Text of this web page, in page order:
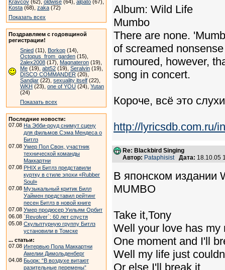
Kravcov (62), oldwise (64), alpato (67),
Kosta (68), zaka (72)
Показать всех
Поздравляем с годовщиной
регистрации!
Snied (11), Borkop (14),
Octopus_from_garden (15),
2alex2008 (17), Magnateron (19),
Me (19), abt52 (19), Seralvin (19),
DISCO COMMANDER (20),
Sandjar (22), sexuality itself (22),
WKH (23), one of YOU (24), Yutan
(24)
Показать всех
Последние новости:
07.08 На Эбби-роуд снимут сцену
для фильмов Сэма Мендеса о
Битлз
07.08 Умер Пол Свон, участник
технической команды
Маккартни
07.08 PHIX и Битлз представили
куртку в стиле эпохи «Rubber
Soul»
07.08 Музыкальный критик Билл
Уаймен представил рейтинг
песен Битлз в новой книге
07.08 Умер продюсер Уильям Орбит
06.08 `Revolver`: 60 лет спустя
05.08 Скульптурную группу Битлз
установили в Томске
... статьи:
07.08 Интервью Пола Маккартни
Амелии Димольденберг
04.08 Бьорк: “В воздухе витают
разительные перемены”
Album: Wild Life
Mumbo
There are none.
of screamed
rumoured, however,
song in concert.
Короче, всё это
http://lyricsdb.com.ru/
Re: Blackbird Singing
Автор: Pataphisist Дата: 18.10.05
В японском издании
MUMBO
Take it,Tony
Well your love has my
One moment and I'll
Well my life just
Or else I'll break it